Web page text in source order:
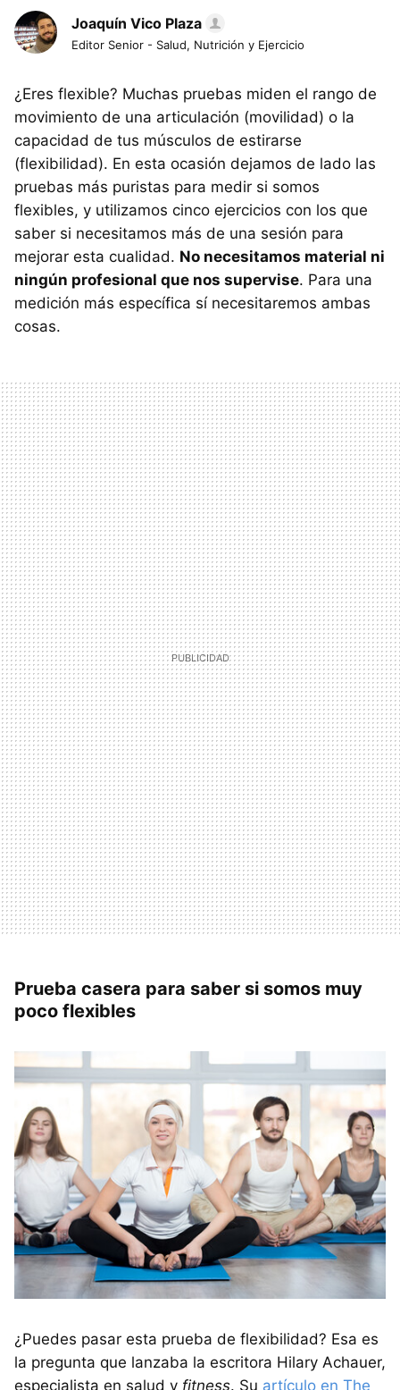
Joaquín Vico Plaza
Editor Senior - Salud, Nutrición y Ejercicio
¿Eres flexible? Muchas pruebas miden el rango de
movimiento de una articulación (movilidad) o la
capacidad de tus músculos de estirarse
(flexibilidad). En esta ocasión dejamos de lado las
pruebas más puristas para medir si somos
flexibles, y utilizamos cinco ejercicios con los que
saber si necesitamos más de una sesión para
mejorar esta cualidad. No necesitamos material ni
ningún profesional que nos supervise. Para una
medición más específica sí necesitaremos ambas
cosas.
Prueba casera para saber si somos muy
poco flexibles
¿Puedes pasar esta prueba de flexibilidad? Esa es
la pregunta que lanzaba la escritora Hilary Achauer,
especialista en salud y fitness. Su artículo en The